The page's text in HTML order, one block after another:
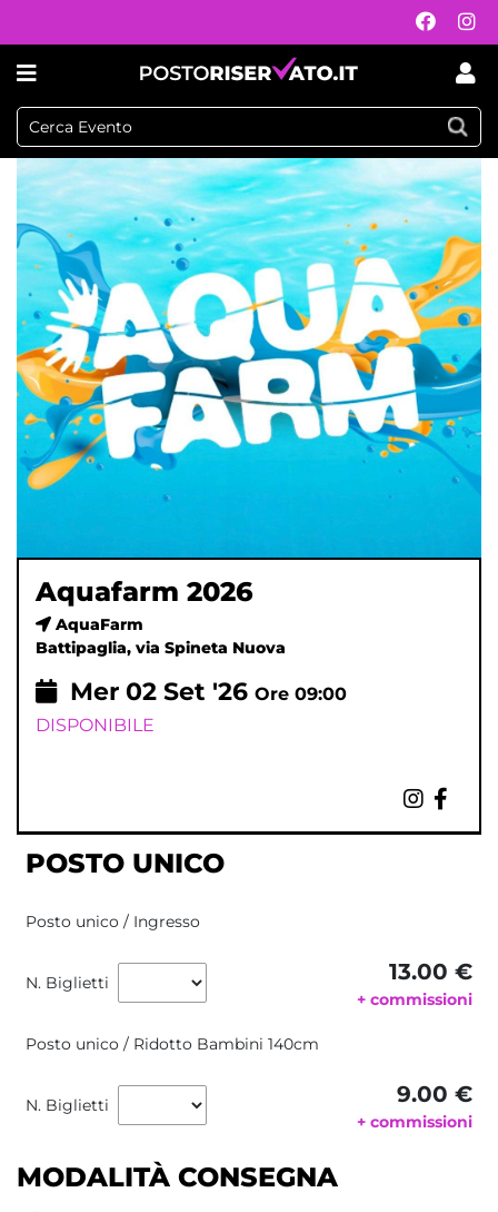
Aquafarm 2026
AquaFarm
Battipaglia, via Spineta Nuova
Mer 02 Set '26 Ore 09:00
DISPONIBILE
POSTO UNICO
Posto unico / Ingresso
N. Biglietti 13.00 €
+ commissioni
Posto unico / Ridotto Bambini 140cm
N. Biglietti 9.00 €
+ commissioni
MODALITÀ CONSEGNA